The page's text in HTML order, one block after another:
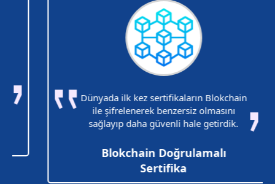
Dünyada ilk kez sertifikaların Blokchain
ile şifrelenerek benzersiz olmasını
sağlayıp daha güvenli hale getirdik.
Blokchain Doğrulamalı
Sertifika